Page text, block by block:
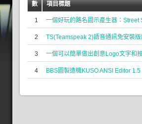
數 項目標題
1 一個好玩的路名圖示產生器：Street
2 TS(Teamspeak 2)語音通訊免安裝
3 一個可以簡單做出創意Logo文字和
4 BBS圖製造機KUSO ANSI Editor 1.5